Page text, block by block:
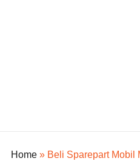
Home» Beli Sparepart Mobil